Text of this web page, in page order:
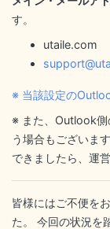
す。
utaile.com
※ 当該設定の
※ また、Outlook側
う場合もございま
できましたら、運
皆様にはご不便を
た。 今回の状況を